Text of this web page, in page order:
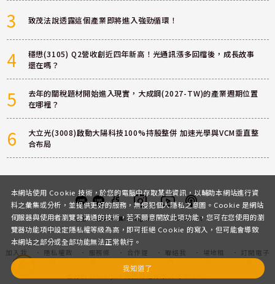
3 致茂法說透露這個產業即將進入強勁循環！
4
穩懋(3105) Q2營收創近四年新高！光通訊漲多回檔後，成長故事
還在嗎？
5
去年的關稅題材開始進入現實，大成鋼(2027-TW)的產業週期位置
在哪裡？
6
大立光(3008)啟動大陽科技100%持股整併 加速光學與VCM垂直整
合布局
客服 討論區粉絲團InstagramYoutubePodcast
加入我
們
隱私權政
服務條
合作提
聯絡我
場地租
訂閱電子
本網站使用 Cookie 技術，於您的電腦中存取某些資訊，以輔助本網站進行資
料之彙集或分析，並提供更好的服務，無侵犯個人隱私之意圖。Cookie 是網站
伺服器與使用者瀏覽器溝通的技術，若不願意開放此項功能，您可在您使用的瀏
覽器功能項中設定隱私權等級為高，即可拒絕 Cookie 的寫入，但可能會導致
本網站之部分或全部功能無法正常執行。
我知道了